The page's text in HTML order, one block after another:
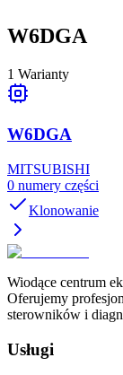
W6DGA
1 Warianty
W6DGA
MITSUBISHI
0 numery części
Klonowanie
Wiodące centrum
Oferujemy
sterowników i
Usługi